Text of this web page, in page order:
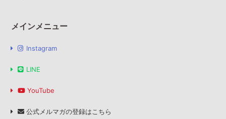
メインメニュー
Instagram
LINE
YouTube
公式メルマガの登録はこちら